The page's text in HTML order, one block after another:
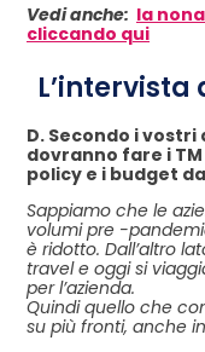
Vedi anche: la
cliccando qui
D. Secondo i
dovranno fare i
policy e i budget
Sappiamo che le
volumi pre -
è ridotto. Dall’altro
travel e oggi si
per l’azienda.
Quindi quello che
su più fronti, anche